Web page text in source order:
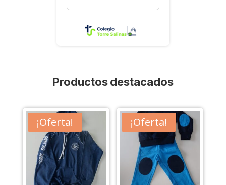
Productos destacados
¡Oferta! ¡Oferta!